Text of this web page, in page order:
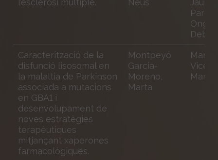
Pareto
Caracterització de la
disfunció lisosomal en
la malaltia de Parkinson
associada a mutacions
en GBA1 i
desenvolupament de
noves estratègies
terapèutiques
mitjançant xaperones
farmacològiques.
Montpeyó
Garcia-
Moreno,
Marta
Marta